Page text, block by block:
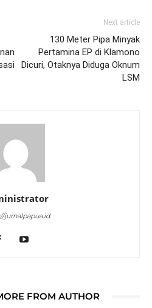
Next article
130 Meter Pipa Minyak
Pertamina EP di Klamono
Dicuri, Otaknya Diduga Oknum
LSM
jurnalpapua.id
FROM AUTHOR